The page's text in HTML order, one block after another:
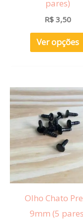
pares)
R$ 3,50
Ver opções
Olho Chato
9mm (5